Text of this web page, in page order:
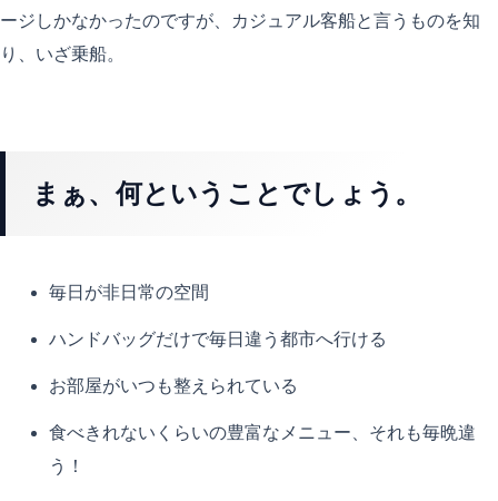
ージしかなかったのですが、カジュアル客船と言うものを知
り、いざ乗船。
まぁ、何ということでしょう。
毎日が非日常の空間
ハンドバッグだけで毎日違う都市へ行ける
お部屋がいつも整えられている
食べきれないくらいの豊富なメニュー、それも毎晩違
う！